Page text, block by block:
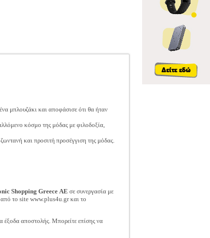
μπλουζάκι και αποφάσισε ότι θα ήταν
κόσμο της μόδας με φιλοδοξία,
και προσιτή προσέγγιση της μόδας.
Shopping Greece ΑΕ σε συνεργασία με
από το site www.plus4u.gr και το
έξοδα αποστολής. Μπορείτε επίσης να